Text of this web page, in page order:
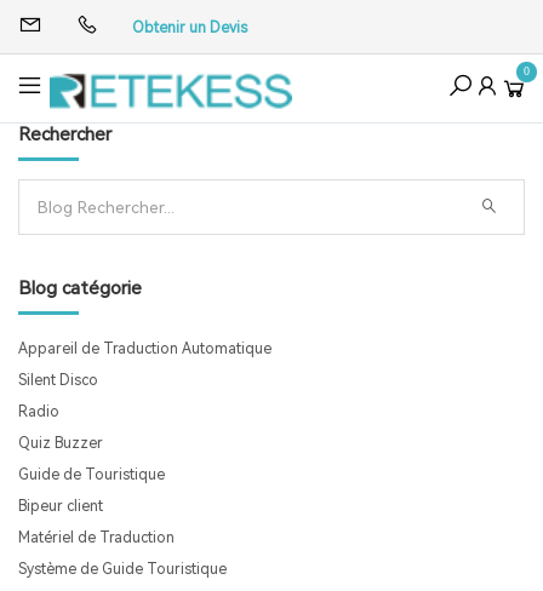
Obtenir un Devis
0
Rechercher
Blog catégorie
Appareil de Traduction Automatique
Silent Disco
Radio
Quiz Buzzer
Guide de Touristique
Bipeur client
Matériel de Traduction
Système de Guide Touristique